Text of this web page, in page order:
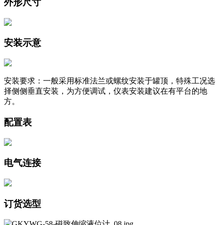
外形尺寸
安装示意
安装要求：一般采用标准法兰或螺纹安装于罐顶，特殊工况选
择侧侧垂直安装，为方便调试，仪表安装建议在有平台的地
方。
配置表
电气连接
订货选型